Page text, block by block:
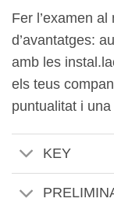
Fer l’examen
d’avantatges:
amb les
els teus
puntualitat i
KEY